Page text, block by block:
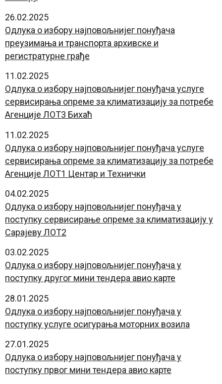
26.02.2025
Одлука о избору најповољнијег понуђача
преузимања и транспорта архивске и
регистратурне грађе
11.02.2025
Одлука о избору најповољнијег понуђача услуге
сервисирања опреме за климатизацију за потребе
Агенције ЛОТ3 Бихаћ
11.02.2025
Одлука о избору најповољнијег понуђача услуге
сервисирања опреме за климатизацију за потребе
Агенције ЛОТ1 Центар и Технички
04.02.2025
Oдлука о избору најповољнијег понуђача у
поступку сервисирање опреме за климатизацију у
Сарајеву ЛОТ2
03.02.2025
Oдлука о избору најповољнијег понуђача у
поступку другог мини тендера авио карте
28.01.2025
Oдлука о избору најповољнијег понуђача у
поступку услуге осигурања моторних возила
27.01.2025
Oдлука о избору најповољнијег понуђача у
поступку првог мини тендера авио карте